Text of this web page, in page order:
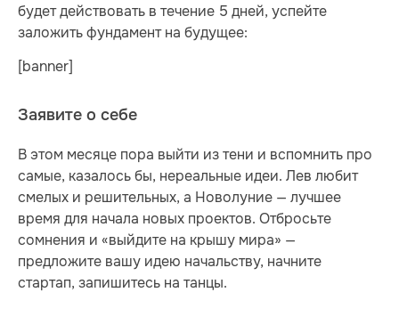
будет действовать в течение 5 дней, успейте
заложить фундамент на будущее:
[banner]
Заявите о себе
В этом месяце пора выйти из тени и вспомнить про
самые, казалось бы, нереальные идеи. Лев любит
смелых и решительных, а Новолуние — лучшее
время для начала новых проектов. Отбросьте
сомнения и «выйдите на крышу мира» —
предложите вашу идею начальству, начните
стартап, запишитесь на танцы.